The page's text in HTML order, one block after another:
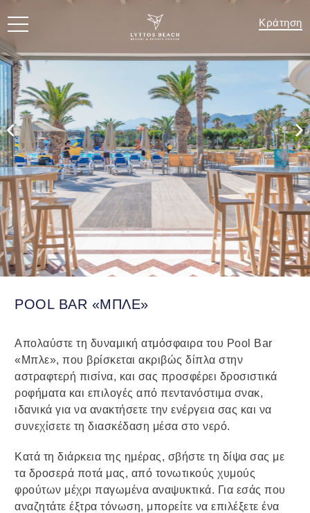
Κράτηση
POOL BAR «ΜΠΛΕ»
Απολαύστε τη δυναμική ατμόσφαιρα του Pool Bar
«Μπλε», που βρίσκεται ακριβώς δίπλα στην
αστραφτερή πισίνα, και σας προσφέρει δροσιστικά
ροφήματα και επιλογές από πεντανόστιμα σνακ,
ιδανικά για να ανακτήσετε την ενέργεια σας και να
συνεχίσετε τη διασκέδαση μέσα στο νερό.
Κατά τη διάρκεια της ημέρας, σβήστε τη δίψα σας με
τα δροσερά ποτά μας, από τονωτικούς χυμούς
φρούτων μέχρι παγωμένα αναψυκτικά. Για εσάς που
αναζητάτε έξτρα τόνωση, μπορείτε να επιλέξετε ένα